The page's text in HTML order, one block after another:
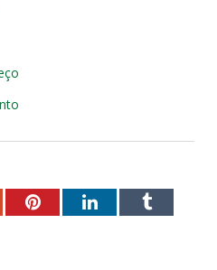
PinterestLinkedInTumblr